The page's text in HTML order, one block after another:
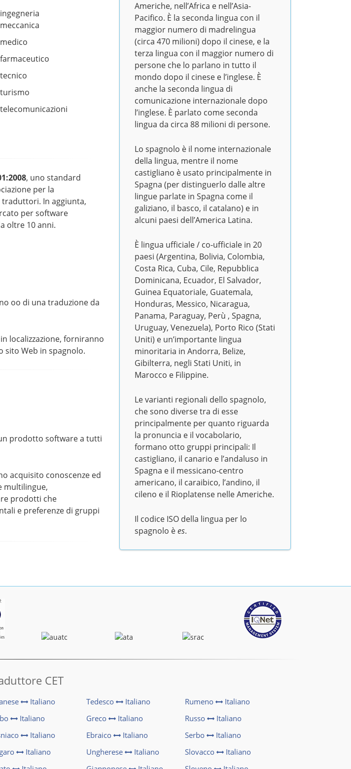
ingegneria
meccanica
medico
farmaceutico
tecnico
turismo
telecomunicazioni
, uno standard
per la
traduttori. In aggiunta,
per software
oltre 10 anni.
oo di una traduzione da
localizzazione, forniranno
sito Web in spagnolo.
prodotto software a tutti
acquisito conoscenze ed
multilingue,
prodotti che
e preferenze di gruppi
Americhe, nell’Africa e nell’Asia-
Pacifico. È la seconda lingua con il
maggior numero di madrelingua
(circa 470 milioni) dopo il cinese, e la
terza lingua con il maggior numero di
persone che lo parlano in tutto il
mondo dopo il cinese e l’inglese. È
anche la seconda lingua di
comunicazione internazionale dopo
l’inglese. È parlato come seconda
lingua da circa 88 milioni di persone.
Lo spagnolo è il nome internazionale
della lingua, mentre il nome
castigliano è usato principalmente in
Spagna (per distinguerlo dalle altre
lingue parlate in Spagna come il
galiziano, il basco, il catalano) e in
alcuni paesi dell’America Latina.
È lingua ufficiale / co-ufficiale in 20
paesi (Argentina, Bolivia, Colombia,
Costa Rica, Cuba, Cile, Repubblica
Dominicana, Ecuador, El Salvador,
Guinea Equatoriale, Guatemala,
Honduras, Messico, Nicaragua,
Panama, Paraguay, Perù , Spagna,
Uruguay, Venezuela), Porto Rico (Stati
Uniti) e un’importante lingua
minoritaria in Andorra, Belize,
Gibilterra, negli Stati Uniti, in
Marocco e Filippine.
Le varianti regionali dello spagnolo,
che sono diverse tra di esse
principalmente per quanto riguarda
la pronuncia e il vocabolario,
formano otto gruppi principali: Il
castigliano, il canario e l’andaluso in
Spagna e il messicano-centro
americano, il caraibico, l’andino, il
cileno e il Rioplatense nelle Americhe.
Il codice ISO della lingua per lo
spagnolo èes.
CET
Italiano
Italiano
Italiano
Italiano
Tedesco
Italiano
Greco
Italiano
Ebraico
Italiano
Ungherese
Italiano
Rumeno
Italiano
Russo
Italiano
Serbo
Italiano
Slovacco
Italiano